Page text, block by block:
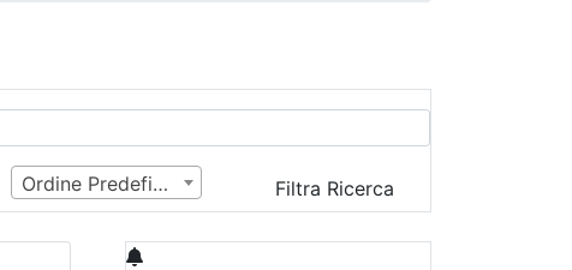
Ordine Predefinito Filtra Ricerca